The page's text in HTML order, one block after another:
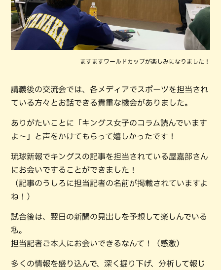
ますますワールドカップが楽しみになりました！
講義後の交流会では、各メディアでスポーツを担当され
ている方々とお話できる貴重な機会がありました。
ありがたいことに「キングス女子のコラム読んでいます
よ～」と声をかけてもらって嬉しかったです！
琉球新報でキングスの記事を担当されている屋嘉部さん
にお会いですることができました！
（記事のうしろに担当記者の名前が掲載されていますよ
ね！）
試合後は、翌日の新聞の見出しを予想して楽しんでいる
私。
担当記者ご本人にお会いできるなんて！（感激）
多くの情報を盛り込んで、深く掘り下げ、分析して報じ